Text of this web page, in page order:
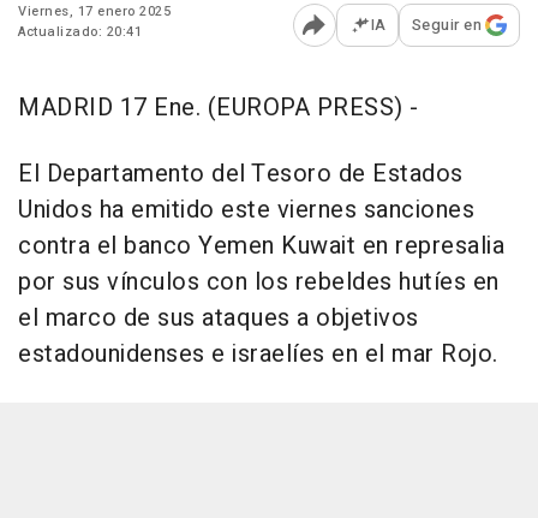
Viernes, 17 enero 2025
Actualizado: 20:41
Abrir opciones para
IA Seguir en
MADRID 17 Ene. (EUROPA PRESS) -
El Departamento del Tesoro de Estados
Unidos ha emitido este viernes sanciones
contra el banco Yemen Kuwait en represalia
por sus vínculos con los rebeldes hutíes en
el marco de sus ataques a objetivos
estadounidenses e israelíes en el mar Rojo.